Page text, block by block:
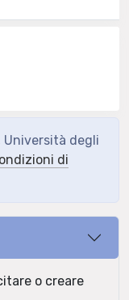
degli
di
o creare